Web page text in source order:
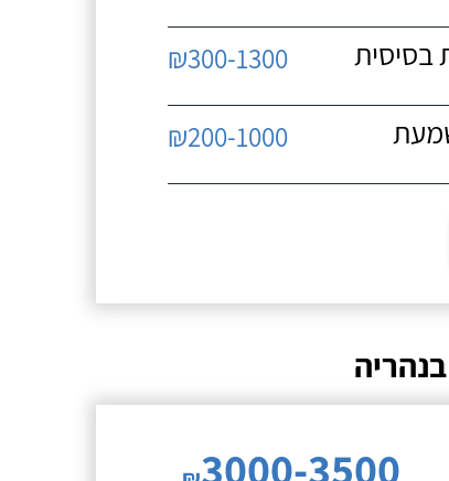
בסיסית
₪300-1300
₪200-1000
3000-3500